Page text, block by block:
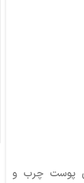
پوست چرب و